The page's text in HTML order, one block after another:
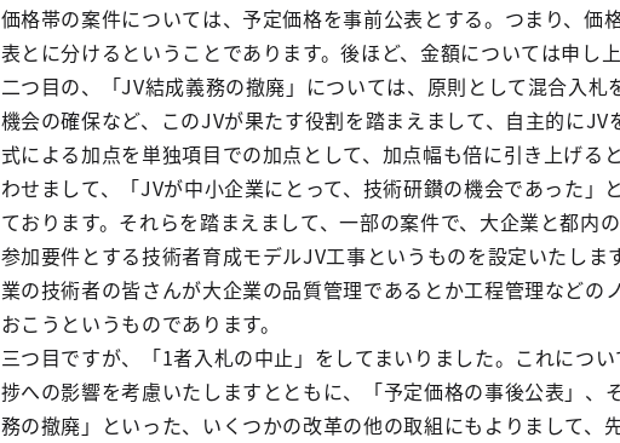
価格帯の案件については、予定価格を事前公表とする。つまり、価
表とに分けるということであります。後ほど、金額については申し上
二つ目の、「JV結成義務の撤廃」については、原則として混合入札
機会の確保など、このJVが果たす役割を踏まえまして、自主的に
式による加点を単独項目での加点として、加点幅も倍に引き上げる
わせまして、「JVが中小企業にとって、技術研鑚の機会であった」
ております。それらを踏まえまして、一部の案件で、大企業と都内
参加要件とする技術者育成モデルJV工事というものを設定いたしま
業の技術者の皆さんが大企業の品質管理であるとか工程管理などの
おこうというものであります。
三つ目ですが、「1者入札の中止」をしてまいりました。これにつ
捗への影響を考慮いたしますとともに、「予定価格の事後公表」、
務の撤廃」といった、いくつかの改革の他の取組にもよりまして、